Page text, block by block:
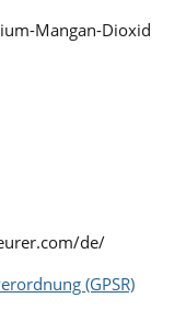
Mangan-Dioxid
de/
(GPSR)